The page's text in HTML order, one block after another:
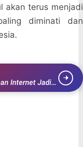
akan terus menjadi
diminati dan
Internet Jadi
Digital